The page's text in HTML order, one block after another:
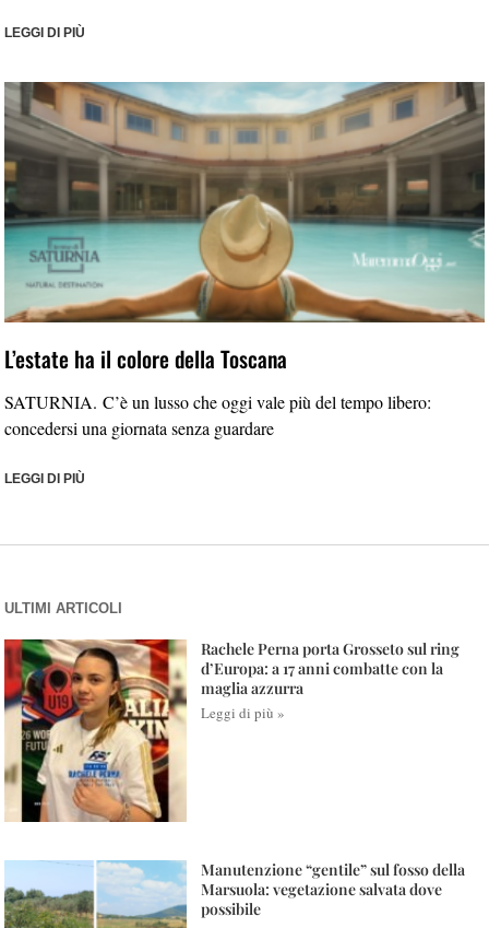
LEGGI DI PIÙ
L’estate ha il colore della Toscana
SATURNIA. C’è un lusso che oggi vale più del tempo libero:
concedersi una giornata senza guardare
LEGGI DI PIÙ
ULTIMI ARTICOLI
Rachele Perna porta Grosseto sul ring
d’Europa: a 17 anni combatte con la
maglia azzurra
Leggi di più »
Manutenzione “gentile” sul fosso della
Marsuola: vegetazione salvata dove
possibile